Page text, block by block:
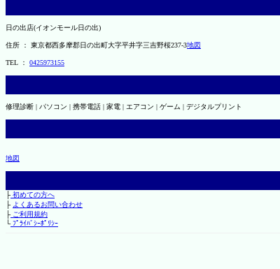
日の出店(イオンモール日の出)
住所 ： 東京都西多摩郡日の出町大字平井字三吉野桜237-3地図
TEL ： 0425973155
修理診断 | パソコン | 携帯電話 | 家電 | エアコン | ゲーム | デジタルプリント
地図
├初めての方へ
├ よくあるお問い合わせ
├ご利用規約
└ﾌﾟﾗｲﾊﾞｼｰﾎﾟﾘｼｰ